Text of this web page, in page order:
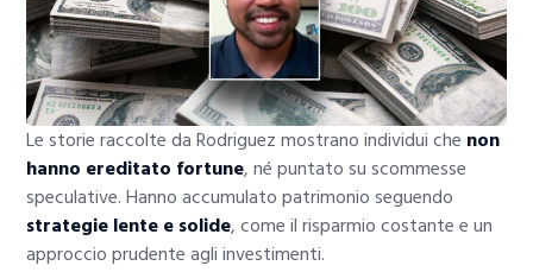
Le storie raccolte da Rodriguez mostrano individui che non
hanno ereditato fortune, né puntato su scommesse
speculative. Hanno accumulato patrimonio seguendo
strategie lente e solide, come il risparmio costante e un
approccio prudente agli investimenti.